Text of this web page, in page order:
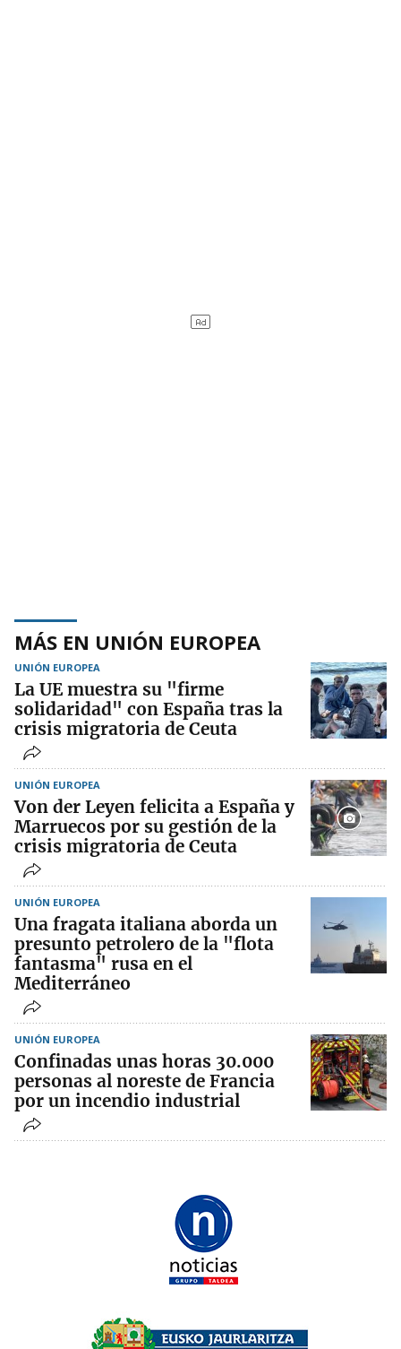
MÁS EN UNIÓN EUROPEA
UNIÓN EUROPEA
La UE muestra su "firme
solidaridad" con España tras la
crisis migratoria de Ceuta
UNIÓN EUROPEA
Von der Leyen felicita a España y
Marruecos por su gestión de la
crisis migratoria de Ceuta
UNIÓN EUROPEA
Una fragata italiana aborda un
presunto petrolero de la "flota
fantasma" rusa en el
Mediterráneo
UNIÓN EUROPEA
Confinadas unas horas 30.000
personas al noreste de Francia
por un incendio industrial